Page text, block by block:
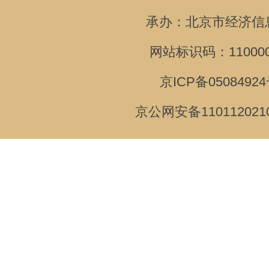
承办：北京市经济信
网站标识码：
京ICP备
京公网安备